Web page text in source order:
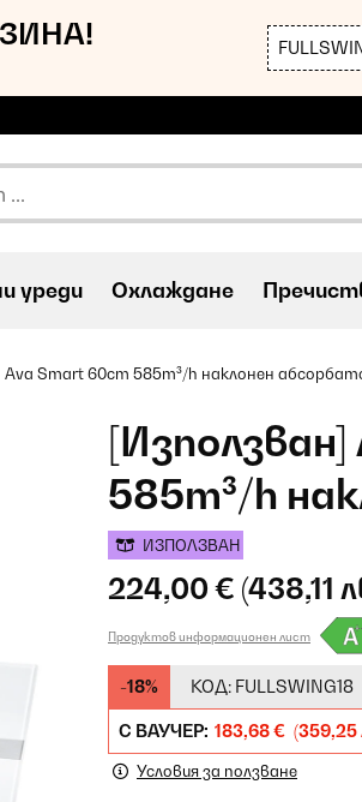
уреди Охлаждане
Ava Smart 60cm 585m³/h наклонен
585m³/h
ИЗПОЛЗВАН
224,00 € (438,11
Продуктов информационен лист
-18% КОД: FULLSWING18
С ВАУЧЕР: 183,68 € (359,25
Условия за ползване